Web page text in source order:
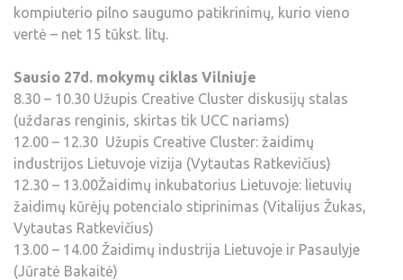
kompiuterio pilno saugumo patikrinimų, kurio vieno
vertė – net 15 tūkst. litų.
Sausio 27d. mokymų ciklas Vilniuje
8.30 – 10.30 Užupis Creative Cluster diskusijų stalas
(uždaras renginis, skirtas tik UCC nariams)
12.00 – 12.30 Užupis Creative Cluster: žaidimų
industrijos Lietuvoje vizija (Vytautas Ratkevičius)
12.30 – 13.00Žaidimų inkubatorius Lietuvoje: lietuvių
žaidimų kūrėjų potencialo stiprinimas (Vitalijus Žukas,
Vytautas Ratkevičius)
13.00 – 14.00 Žaidimų industrija Lietuvoje ir Pasaulyje
(Jūratė Bakaitė)